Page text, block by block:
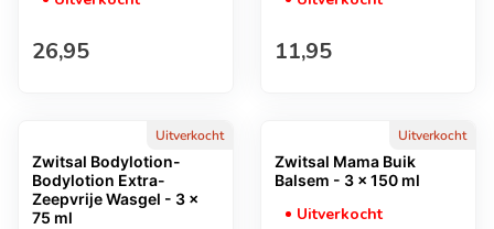
Normale prijs
26,95 Normale prijs
11,95
Uitverkocht
Zwitsal Bodylotion-
Bodylotion Extra-
Zeepvrije Wasgel - 3 x
75 ml
Uitverkocht
Zwitsal Mama Buik
Balsem - 3 x 150 ml
Uitverkocht